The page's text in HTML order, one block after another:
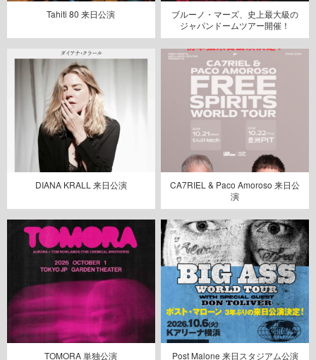
Tahiti 80 来日公演
ブルーノ・マーズ、史上最大級の
ジャパンドームツアー開催！
DIANA KRALL 来日公演
CA7RIEL & Paco Amoroso 来日公
演
TOMORA 単独公演 Post Malone 来日スタジアム公演